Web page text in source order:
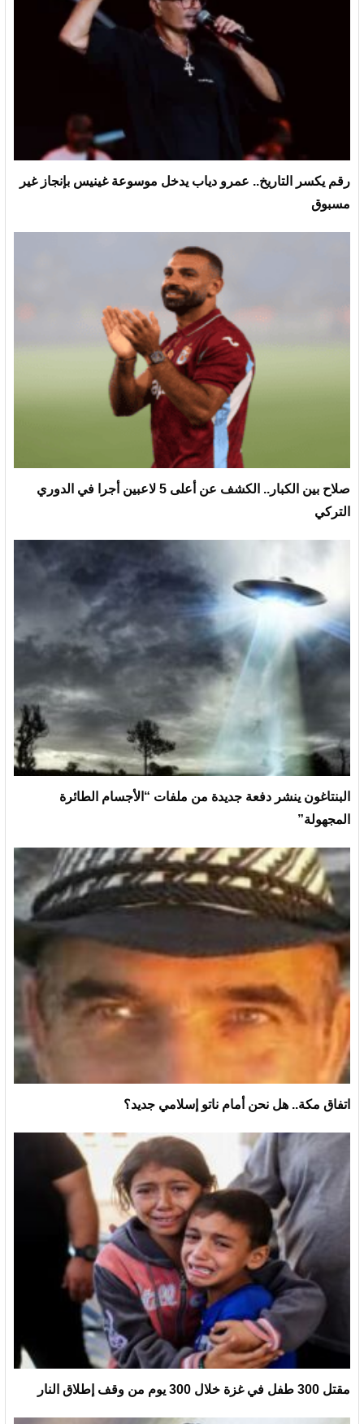
رقم يكسر التاريخ.. عمرو دياب يدخل موسوعة غينيس بإنجاز غير
مسبوق
صلاح بين الكبار.. الكشف عن أعلى 5 لاعبين أجرا في الدوري
التركي
البنتاغون ينشر دفعة جديدة من ملفات “الأجسام الطائرة
المجهولة”
اتفاق مكة.. هل نحن أمام ناتو إسلامي جديد؟
مقتل 300 طفل في غزة خلال 300 يوم من وقف إطلاق النار